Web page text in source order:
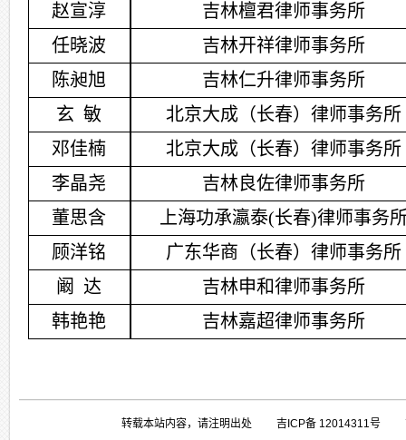
赵宣淳
吉林檀君律师事务所
任晓波
吉林开祥律师事务所
陈昶旭
吉林仁升律师事务所
玄 敏
北京大成（长春）律师事务所
邓佳楠
北京大成（长春）律师事务所
李晶尧
吉林良佐律师事务所
董思含
上海功承瀛泰(长春)律师事务
顾洋铭
广东华商（长春）律师事务所
阚
达
吉林申和律师事务所
韩艳艳
吉林嘉超律师事务所
转载本站内容，请注明出处 吉ICP备 12014311号